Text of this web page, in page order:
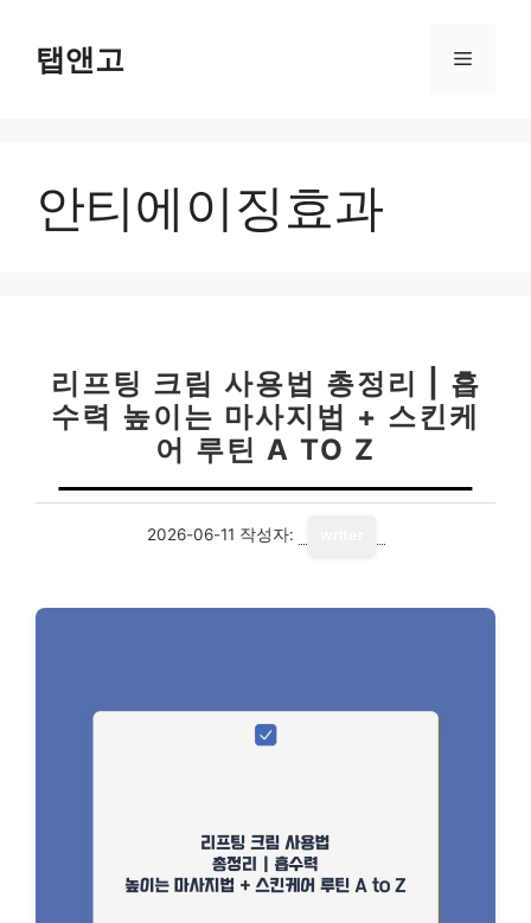
탭앤고 메
안티에이징효과
리프팅 크림 사용법 총정리 | 흡
수력 높이는 마사지법 + 스킨케
어 루틴 A TO Z
2026-06-11 작성자: